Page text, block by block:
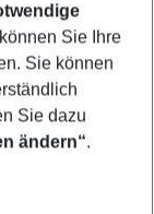
können Sie Ihre
Sie können
Sie dazu
ändern“.